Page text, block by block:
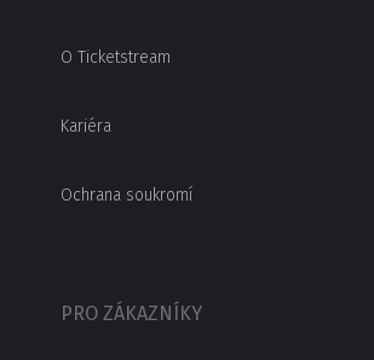
O Ticketstream
Kariéra
Ochrana soukromí
PRO ZÁKAZNÍKY